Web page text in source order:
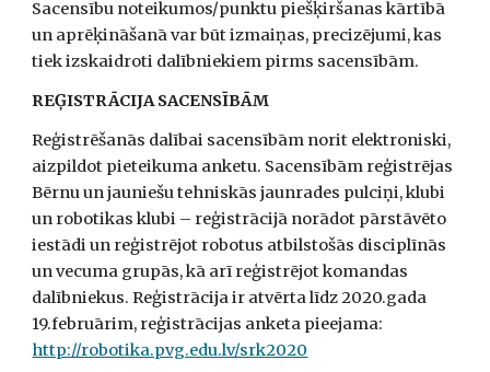
Sacensību noteikumos/punktu piešķiršanas kārtībā
un aprēķināšanā var būt izmaiņas, precizējumi, kas
tiek izskaidroti dalībniekiem pirms sacensībām.
REĢISTRĀCIJA SACENSĪBĀM
Reģistrēšanās dalībai sacensībām norit elektroniski,
aizpildot pieteikuma anketu. Sacensībām reģistrējas
Bērnu un jauniešu tehniskās jaunrades pulciņi, klubi
un robotikas klubi – reģistrācijā norādot pārstāvēto
iestādi un reģistrējot robotus atbilstošās disciplīnās
un vecuma grupās, kā arī reģistrējot komandas
dalībniekus. Reģistrācija ir atvērta līdz 2020.gada
http://robotika.pvg.edu.lv/srk2020